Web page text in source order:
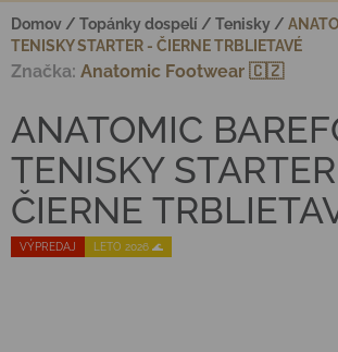
Domov / Topánky dospelí / Tenisky /
TENISKY STARTER - ČIERNE TRBLIETAVÉ
VÝPREDAJ LETO 2026 🌊
ANATOMIC
TENISKY
ČIERNE
Značka: Anatomic Footwear 🇨🇿